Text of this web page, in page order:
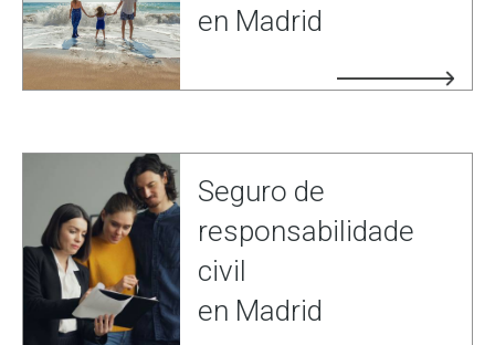
en Madrid
Seguro de
responsabilidade
civil
en Madrid